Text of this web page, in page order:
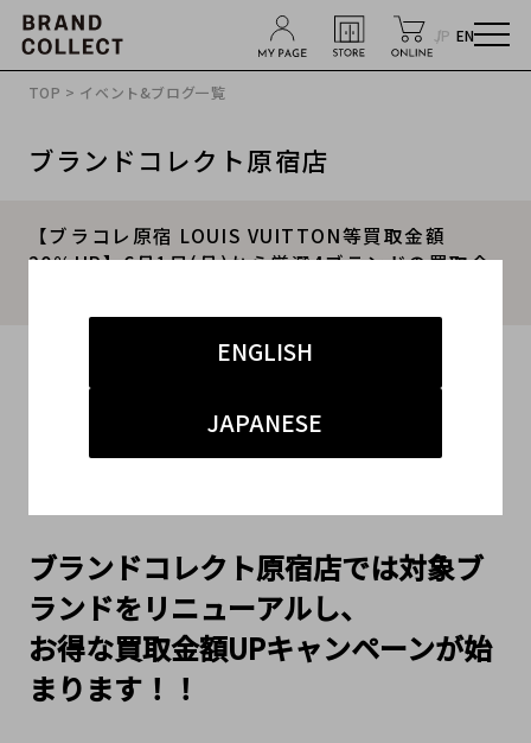
JP EN
ENGLISH
JAPANESE
TOP > イベント&ブログ一覧
ブランドコレクト原宿店
【ブラコレ原宿 LOUIS VUITTON等買取金額
20％UP】6月1日(月)から厳選4ブランドの買取金
#買取キャンペーン
#ブランド古着買取キャンペーン
ブランドコレクト原宿店では対象ブ
ランドをリニューアルし、
お得な買取金額UPキャンペーンが始
まります！！